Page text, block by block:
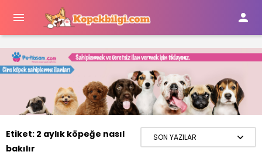
 
Etiket: 2 aylık köpeğe nasıl
bakılır